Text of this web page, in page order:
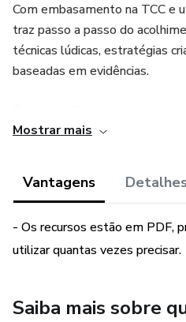
Com embasamento na TCC e
traz passo a passo do
técnicas lúdicas, estratégias
baseadas em evidências.
atuação terapêutica e
Apostila traz recursos para
Recursos que você vai receber:
Mostrar mais
Vantagens
- Os recursos estão em PDF,
utilizar quantas vezes precisar.
Saiba mais sobre